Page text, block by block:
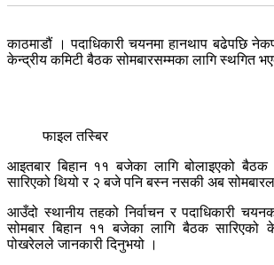
काठमाडौं । पदाधिकारी चयनमा हानथाप बढेपछि
केन्द्रीय कमिटी बैठक सोमबारसम्मका लागि स्थगित
फाइल तस्बिर
आइतबार बिहान ११ बजेका लागि बोलाइएको
सारिएको थियो र २ बजे पनि बस्न नसकी अब
आउँदो स्थानीय तहको निर्वाचन र पदाधिकारी
सोमबार बिहान ११ बजेका लागि बैठक सारिएको
पोखरेलले जानकारी दिनुभयो ।